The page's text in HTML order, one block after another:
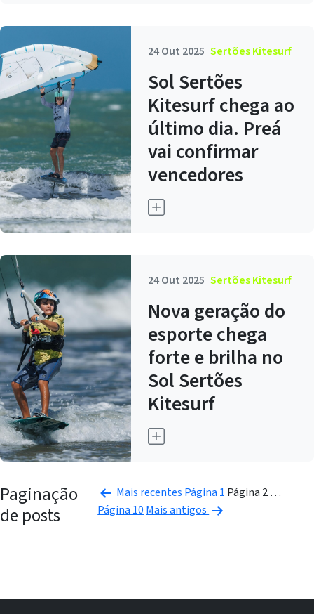
24 Out 2025 Sertões Kitesurf
Sol Sertões
Kitesurf chega ao
último dia. Preá
vai confirmar
vencedores
24 Out 2025 Sertões Kitesurf
Nova geração do
esporte chega
forte e brilha no
Sol Sertões
Kitesurf
Paginação
de posts
Mais recentes Página 1 Página 2…
Página 10 Mais antigos